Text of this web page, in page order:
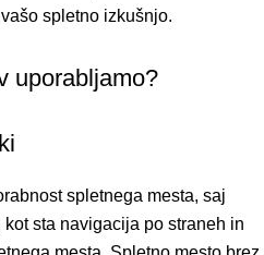
spletno izkušnjo.
uporabljamo?
spletnega mesta, saj
sta navigacija po straneh in